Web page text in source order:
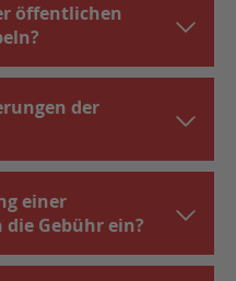
öffentlichen
der
einer
Gebühr ein?